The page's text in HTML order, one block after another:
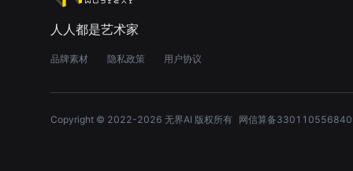
人人都是艺术家
品牌素材 隐私政策 用户协议
Copyright © 2022-2026 无界AI 版权所有 网信算备